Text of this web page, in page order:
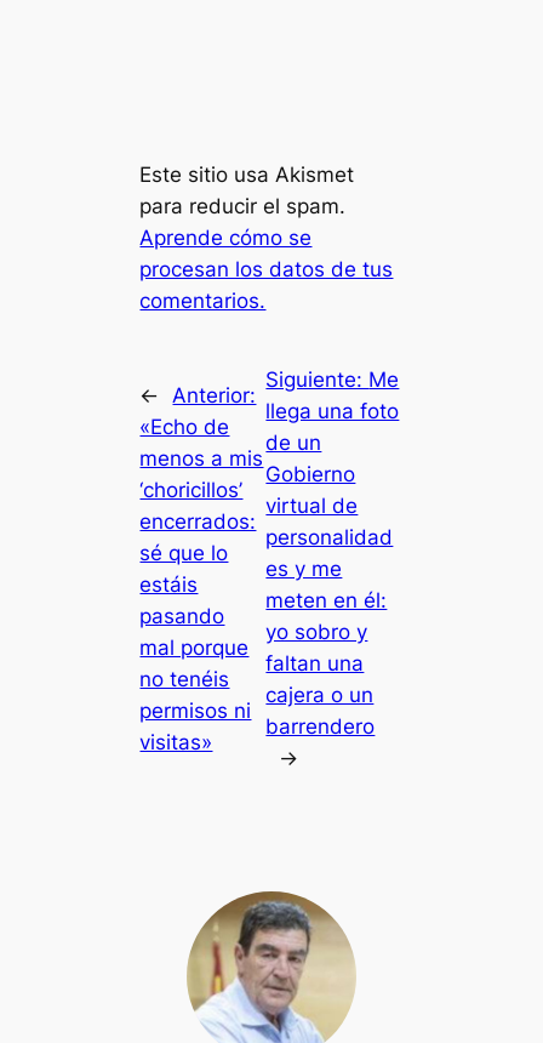
Este sitio usa Akismet
para reducir el spam.
Aprende cómo se
procesan los datos de tus
comentarios.
←
Anterior:
«Echo de
menos a mis
‘choricillos’
encerrados:
sé que lo
estáis
pasando
mal porque
no tenéis
permisos ni
visitas»
Siguiente: Me
llega una foto
de un
Gobierno
virtual de
personalidad
es y me
meten en él:
yo sobro y
faltan una
cajera o un
barrendero
→